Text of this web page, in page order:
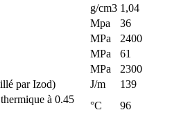
g/cm3 1,04
Mpa
36
MPa
2400
MPa
61
MPa
2300
par Izod)
J/m
139
à 0.45
°C
96